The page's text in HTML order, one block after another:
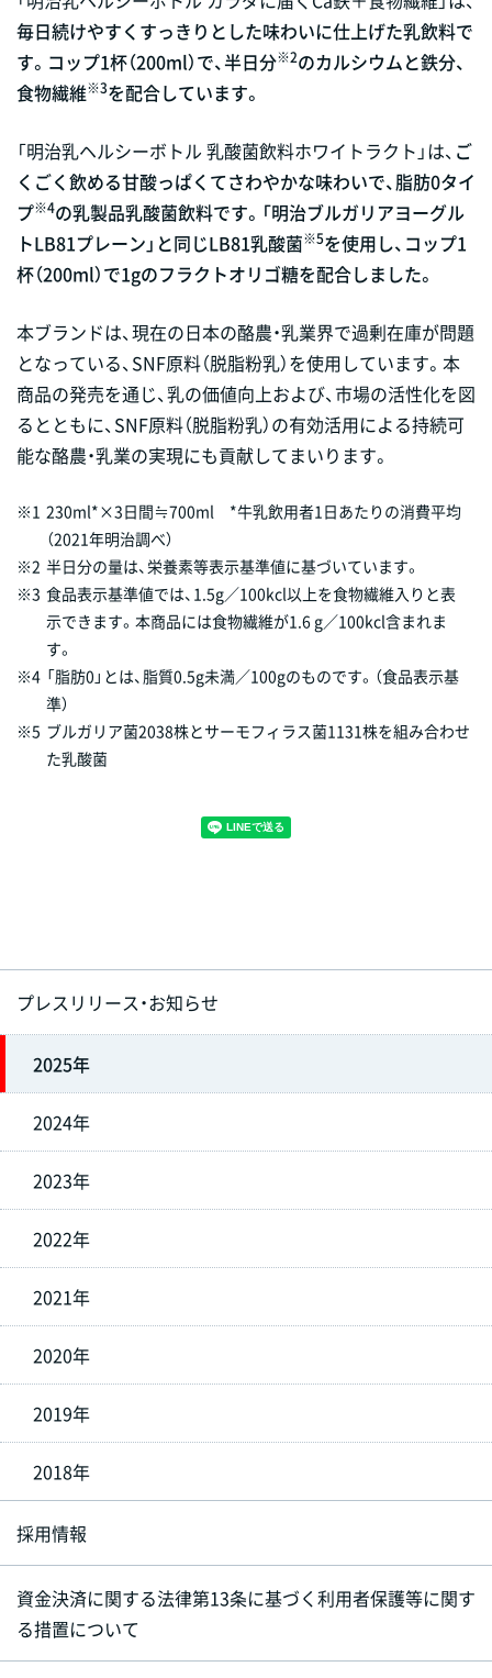
毎日続けやすくすっきりとした味わいに仕上げた乳飲料で
す。コップ1杯（200ml）で、半日分※2のカルシウムと鉄分、
食物繊維※3を配合しています。
「明治乳ヘルシーボトル 乳酸菌飲料ホワイトラクト」は、 ご
くごく飲める甘酸っぱくてさわやかな味わいで、脂肪0タイ
プ※4の乳製品乳酸菌飲料です。「明治ブルガリアヨーグル
トLB81プレーン」と同じLB81乳酸菌※5を使用し、コップ1
杯（200ml）で1gのフラクトオリゴ糖を配合しました。
本ブランドは、現在の日本の酪農・乳業界で過剰在庫が問題
となっている、SNF原料（脱脂粉乳）を使用しています。本
商品の発売を通じ、乳の価値向上および、市場の活性化を図
るとともに、SNF原料（脱脂粉乳）の有効活用による持続可
能な酪農・乳業の実現にも貢献してまいります。
※1 230ml*×3日間≒700ml *牛乳飲用者1日あたりの消費平均
（2021年明治調べ）
※2 半日分の量は、栄養素等表示基準値に基づいています。
※3 食品表示基準値では、1.5g／100kcl以上を食物繊維入りと表
示できます。本商品には食物繊維が1.6 g／100kcl含まれま
す。
※4 「脂肪0」とは、脂質0.5g未満／100gのものです。（食品表示基
準）
※5 ブルガリア菌2038株とサーモフィラス菌1131株を組み合わせ
た乳酸菌
プレスリリース・お知らせ
2025年
2024年
2023年
2022年
2021年
2020年
2019年
2018年
採用情報
資金決済に関する法律第13条に基づく利用者保護等に関す
る措置について